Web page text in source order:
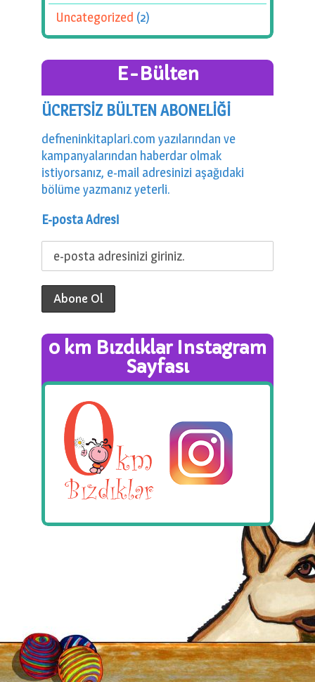
Uncategorized (2)
E-Bülten
ÜCRETSİZ BÜLTEN ABONELİĞİ
defneninkitaplari.com yazılarından ve
kampanyalarından haberdar olmak
istiyorsanız, e-mail adresinizi aşağıdaki
bölüme yazmanız yeterli.
E-posta Adresi
0 km Bızdıklar Instagram
Sayfası